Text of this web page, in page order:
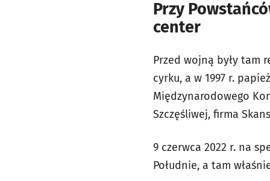
Przy
center
Przed wojną były tam
cyrku, a w 1997 r.
Międzynarodowego
Szczęśliwej, firma
9 czerwca 2022 r. na
Południe, a tam